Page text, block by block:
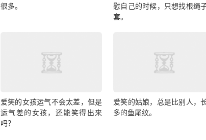
很多。
慰自己的时候，只想找根绳
套。
爱笑的女孩运气不会太差，但是
运气差的女孩，还能笑得出来
吗？
爱笑的姑娘，总是比别人，
多的鱼尾纹。